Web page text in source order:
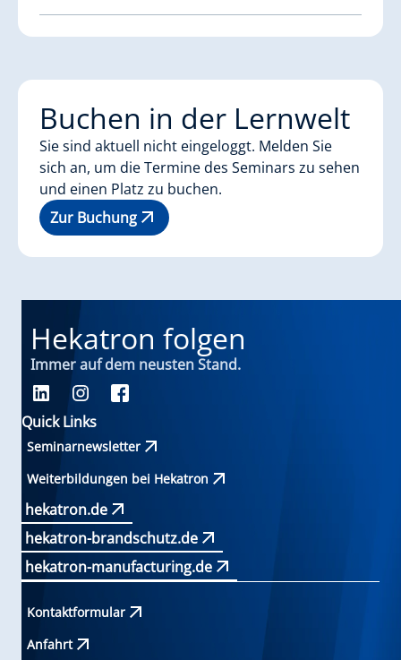
Buchen in der Lernwelt
Sie sind aktuell nicht eingeloggt. Melden Sie
sich an, um die Termine des Seminars zu sehen
und einen Platz zu buchen.
Zur Buchung
Hekatron folgen
Immer auf dem neusten Stand.
Quick Links
Seminarnewsletter
Weiterbildungen bei Hekatron
hekatron.de
hekatron-brandschutz.de
hekatron-manufacturing.de
Kontaktformular
Anfahrt